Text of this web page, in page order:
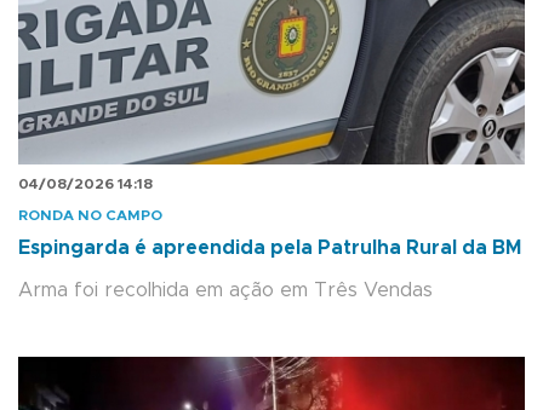
04/08/2026 14:18
RONDA NO CAMPO
Espingarda é apreendida pela Patrulha Rural da BM
Arma foi recolhida em ação em Três Vendas